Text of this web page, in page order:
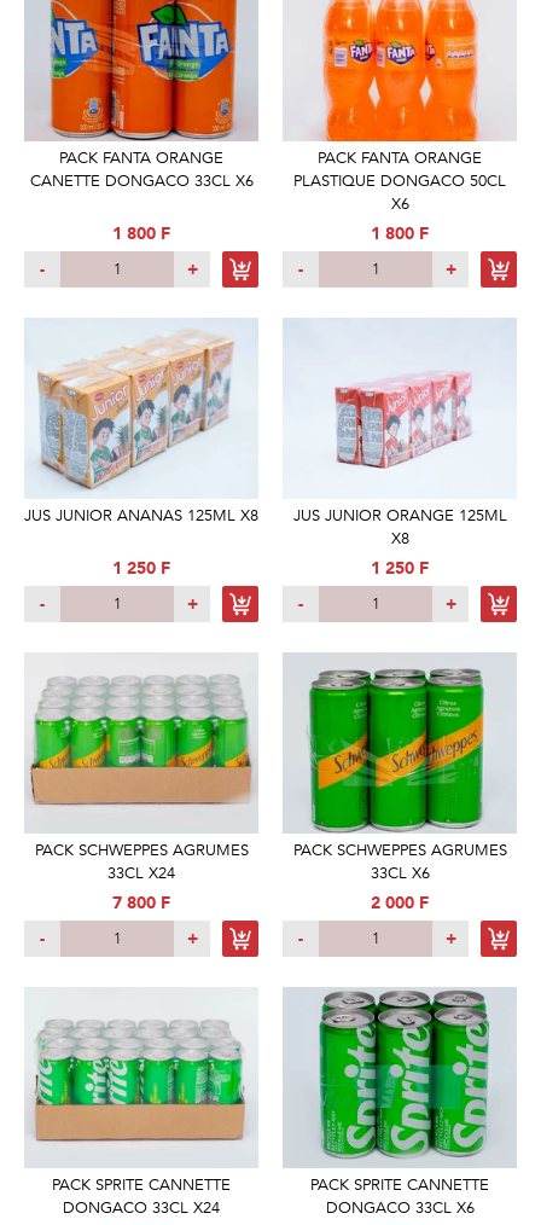
PACK FANTA ORANGE
CANETTE DONGACO 33CL X6
1 800 F
-
+
PACK FANTA ORANGE
PLASTIQUE DONGACO 50CL
X6
1 800 F
-
+
JUS JUNIOR ANANAS 125ML X8
1 250 F
-
+
JUS JUNIOR ORANGE 125ML
X8
1 250 F
-
+
PACK SCHWEPPES AGRUMES
33CL X24
7 800 F
-
+
PACK SCHWEPPES AGRUMES
33CL X6
2 000 F
-
+
PACK SPRITE CANNETTE
DONGACO 33CL X24
PACK SPRITE CANNETTE
DONGACO 33CL X6